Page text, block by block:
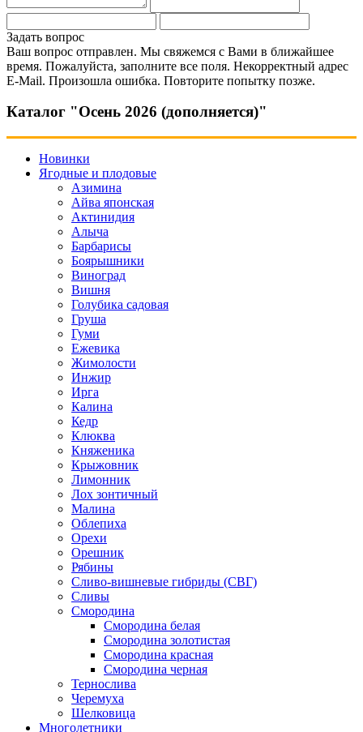
Задать вопрос
Ваш вопрос отправлен. Мы свяжемся с Вами в ближайшее
время. Пожалуйста, заполните все поля. Некорректный адрес
E-Mail. Произошла ошибка. Повторите попытку позже.
Каталог "Осень 2026 (дополняется)"
Новинки
Ягодные и плодовые
Азимина
Айва японская
Актинидия
Алыча
Барбарисы
Боярышники
Виноград
Вишня
Голубика садовая
Груша
Гуми
Ежевика
Жимолости
Инжир
Ирга
Калина
Кедр
Клюква
Княженика
Крыжовник
Лимонник
Лох зонтичный
Малина
Облепиха
Орехи
Орешник
Рябины
Сливо-вишневые гибриды (СВГ)
Сливы
Смородина
Смородина белая
Смородина золотистая
Смородина красная
Смородина черная
Тернослива
Черемуха
Шелковица
Многолетники